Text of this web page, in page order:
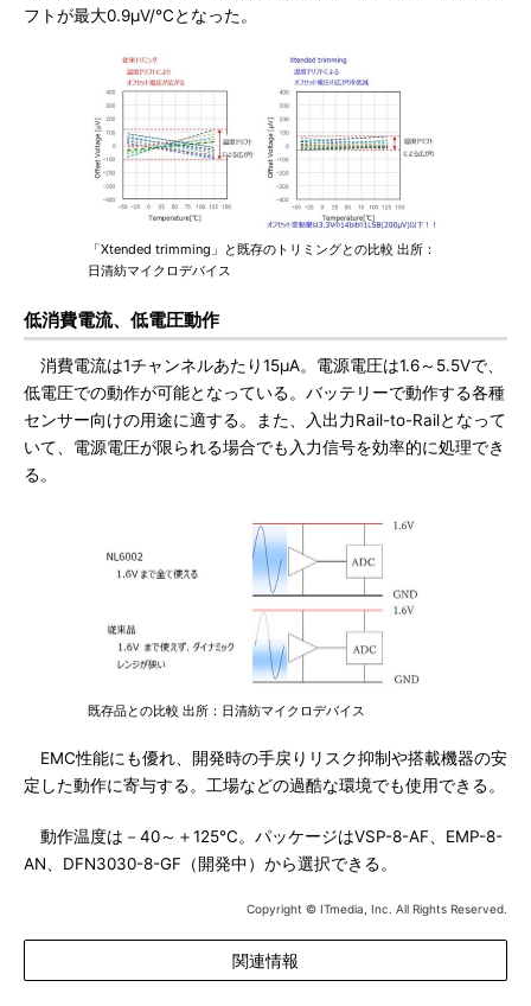
フトが最大0.9μV/℃となった。
「Xtended trimming」と既存のトリミングとの比較 出所：
日清紡マイクロデバイス
低消費電流、低電圧動作
消費電流は1チャンネルあたり15μA。電源電圧は1.6～5.5Vで、
低電圧での動作が可能となっている。バッテリーで動作する各種
センサー向けの用途に適する。また、入出力Rail-to-Railとなって
いて、電源電圧が限られる場合でも入力信号を効率的に処理でき
る。
既存品との比較 出所：日清紡マイクロデバイス
EMC性能にも優れ、開発時の手戻りリスク抑制や搭載機器の安
定した動作に寄与する。工場などの過酷な環境でも使用できる。
動作温度は－40～＋125℃。パッケージはVSP-8-AF、EMP-8-
AN、DFN3030-8-GF（開発中）から選択できる。
Copyright © ITmedia, Inc. All Rights Reserved.
関連情報